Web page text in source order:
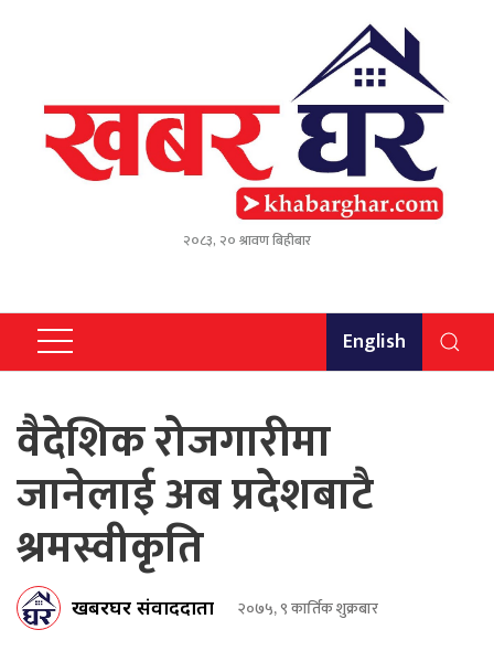
२०८३, २० श्रावण बिहीबार
English
वैदेशिक रोजगारीमा
जानेलाई अब प्रदेशबाटै
श्रमस्वीकृति
खबरघर संवाददाता २०७५, ९ कार्तिक शुक्रबार